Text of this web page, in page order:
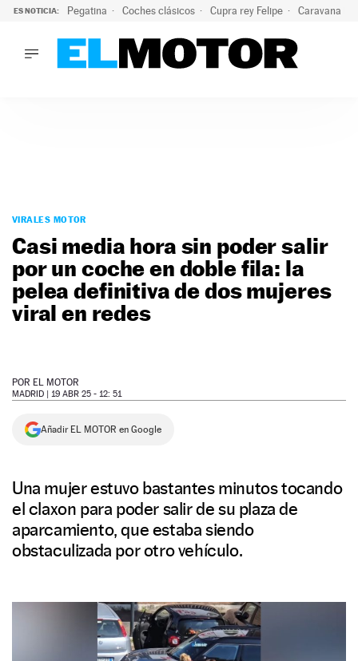
ES NOTICIA: Pegatina Coches clásicos Cupra rey Felipe Caravana
PODCAST
MOTOS
TECNOLOGÍA
SUPERCOCHES
MOTORTV
NEWSLETTER
SÍGUENOS
VIRALES MOTOR
Casi media hora sin poder salir
por un coche en doble fila: la
pelea definitiva de dos mujeres
viral en redes
POR EL MOTOR
MADRID | 19 ABR 25 - 12: 51
Añadir EL MOTOR en Google
Una mujer estuvo bastantes minutos tocando
el claxon para poder salir de su plaza de
aparcamiento, que estaba siendo
obstaculizada por otro vehículo.